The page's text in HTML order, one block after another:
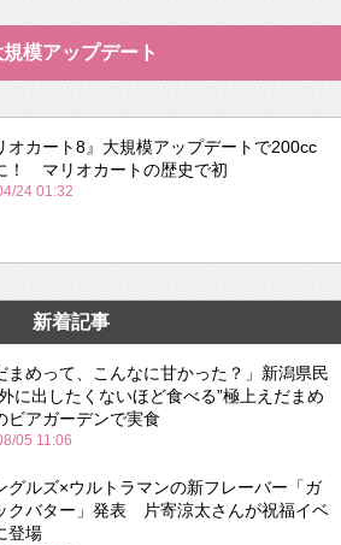
規模アップデート
オカート8』大規模アップデートで200cc
！ マリオカートの歴史で初
24 01:32
新着記事
まめって、こんなに甘かった？」新潟県民
に出したくないほど食べる”極上えだまめ
ビアガーデンで実食
05 11:06
グルズ×ウルトラマンの新フレーバー「ガ
クバター」発表 片寄涼太さんが祝福イベ
登場